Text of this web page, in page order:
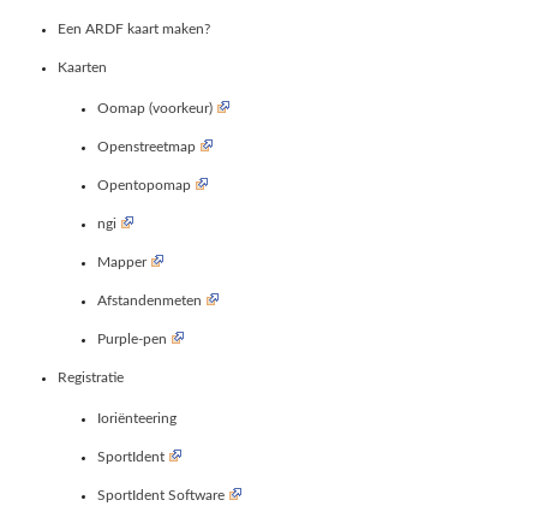
Een ARDF kaart maken?
Kaarten
Oomap (voorkeur)
Openstreetmap
Opentopomap
ngi
Mapper
Afstandenmeten
Purple-pen
Registratie
Ioriënteering
SportIdent
SportIdent Software